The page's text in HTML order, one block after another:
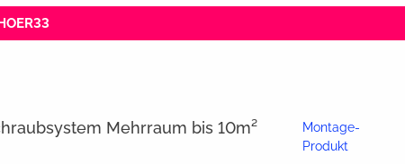
Mehrraum bis 10m²
Montage-
Produkt